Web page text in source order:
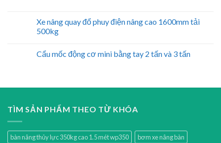
Xe nâng quay đổ phuy điện nâng cao 1600mm tải
500kg
Cẩu mốc động cơ mini bằng tay 2 tấn và 3 tấn
TÌM SẢN PHẨM THEO TỪ KHÓA
bàn nâng thủy lực 350kg cao 1.5 mét wp350
bơm xe nâng bàn